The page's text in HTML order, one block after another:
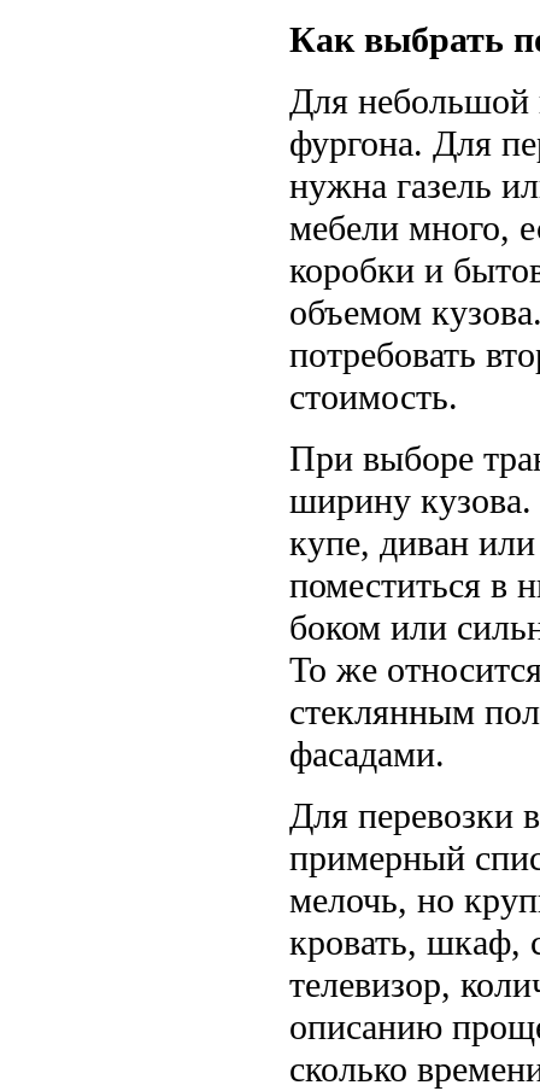
Как выбрать
Для небольшой
фургона. Для
нужна газель
мебели много,
коробки и
объемом
потребовать
стоимость.
При выборе
ширину
купе, диван
поместиться в
боком или
То же
стеклянным
фасадами.
Для перевозки
примерный
мелочь, но
кровать, шкаф,
телевизор,
описанию
сколько